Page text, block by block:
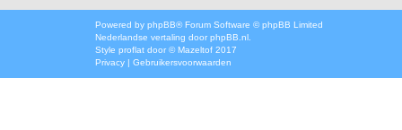
Powered by phpBB® Forum Software © phpBB Limited
Nederlandse vertaling door phpBB.nl
Style proflat door ©Mazeltof 2017
Privacy | Gebruikersvoorwaarden